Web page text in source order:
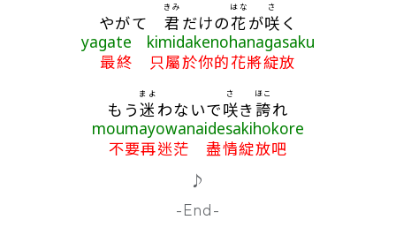
やがて 君
きみ
だけの花
はな
が咲
さ
く
yagate kimidakenohanagasaku
最終 只屬於你的花將綻放
もう迷
まよ
わないで咲
さ
き誇
ほこ
れ
moumayowanaidesakihokore
不要再迷茫 盡情綻放吧
♪
-End-